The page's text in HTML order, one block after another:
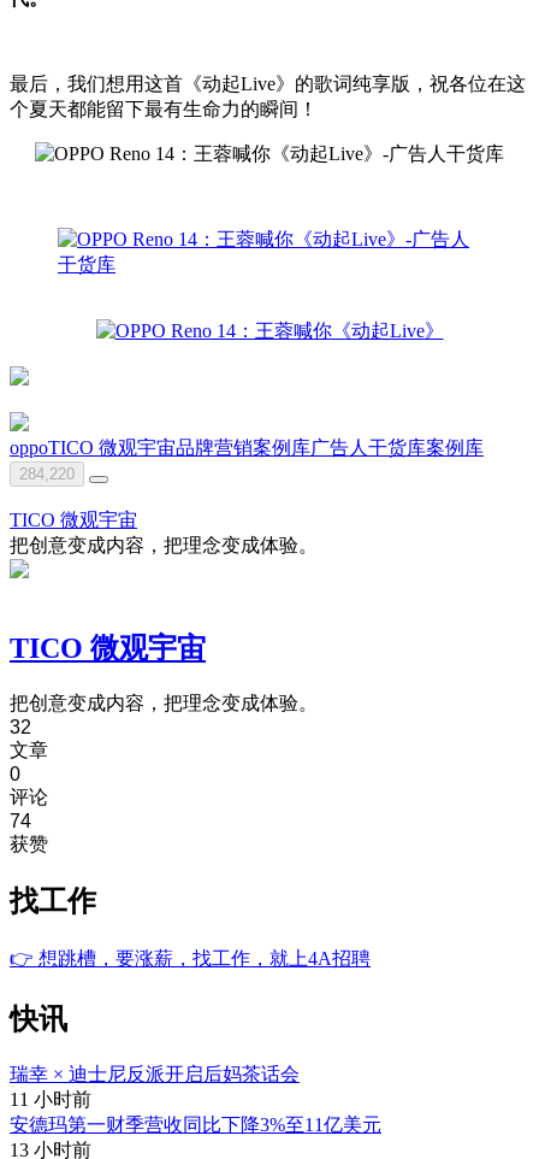
最后，我们想用这首《动起Live》的歌词纯享版，祝各位在这
个夏天都能留下最有生命力的瞬间！
oppoTICO 微观宇宙品牌营销案例库广告人干货库案例库
284,220
TICO 微观宇宙
把创意变成内容，把理念变成体验。
TICO 微观宇宙
把创意变成内容，把理念变成体验。
32
文章
0
评论
74
获赞
找工作
👉 想跳槽，要涨薪，找工作，就上4A招聘
快讯
瑞幸 × 迪士尼反派开启后妈茶话会
11 小时前
安德玛第一财季营收同比下降3%至11亿美元
13 小时前